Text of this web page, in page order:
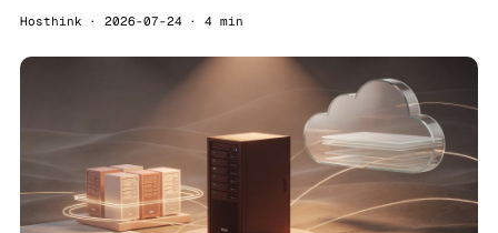
Hosthink · 2026-07-24 · 4 min